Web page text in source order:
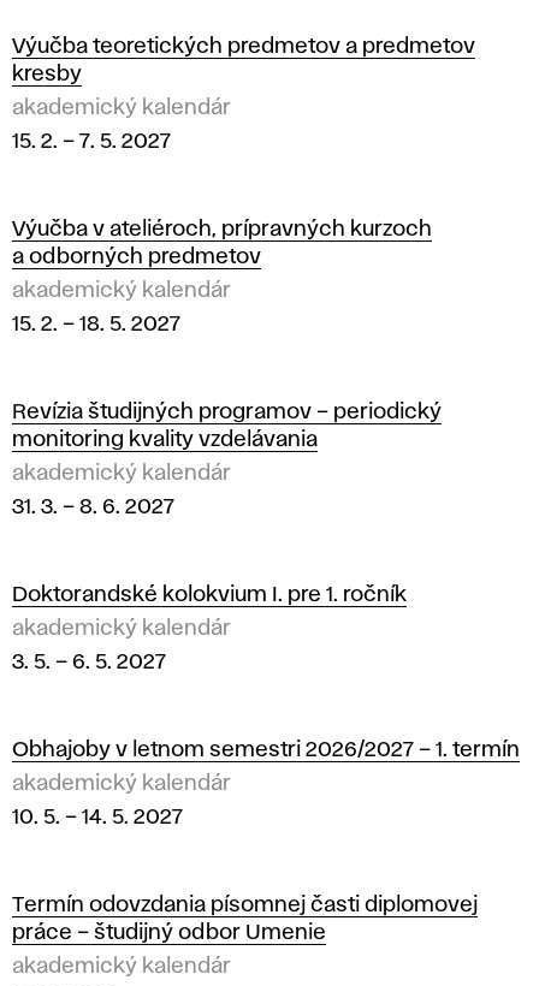
0
2
7
Výučba teoretických predmetov a predmetov
kresby
akademický kalendár
15. 2. – 7. 5. 2027
Výučba v ateliéroch, prípravných kurzoch
a odborných predmetov
akademický kalendár
15. 2. – 18. 5. 2027
Revízia študijných programov – periodický
monitoring kvality vzdelávania
akademický kalendár
31. 3. – 8. 6. 2027
Doktorandské kolokvium I. pre 1. ročník
akademický kalendár
3. 5. – 6. 5. 2027
Obhajoby v letnom semestri 2026/2027 – 1. termín
akademický kalendár
10. 5. – 14. 5. 2027
Termín odovzdania písomnej časti diplomovej
práce – študijný odbor Umenie
akademický kalendár